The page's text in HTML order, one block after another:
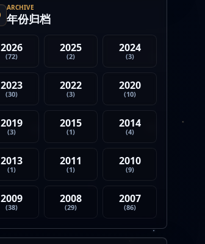
ARCHIVE
年份归档
2026
(72)
2025
(2)
2024
(3)
2023
(30)
2022
(3)
2020
(10)
2019
(3)
2015
(1)
2014
(4)
2013
(1)
2011
(1)
2010
(9)
2009
(38)
2008
(29)
2007
(86)